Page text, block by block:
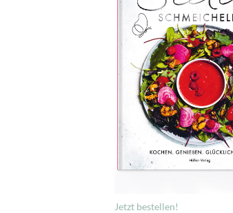
Jetzt bestellen!